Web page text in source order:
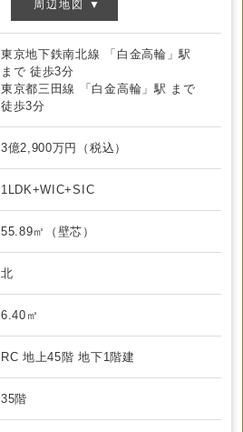
周辺地図 ▼
東京地下鉄南北線
「白金高輪」駅
まで 徒歩3分
東京都三田線
「白金高輪」駅 まで
徒歩3分
3億2,900万円（税込）
1LDK+WIC+SIC
55.89㎡（壁芯）
北
6.40㎡
RC 地上45階 地下1階建
35階